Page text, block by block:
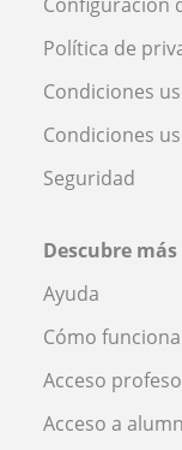
Política de
Condiciones
Condiciones
Seguridad
Descubre más
Ayuda
Cómo funciona
Acceso
Acceso a